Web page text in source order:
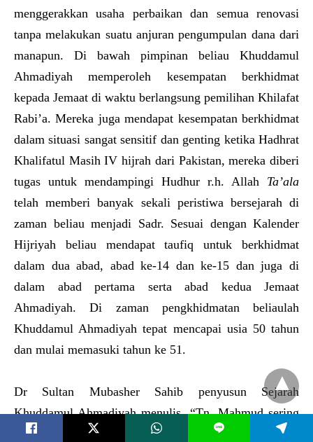
menggerakkan usaha perbaikan dan semua renovasi
tanpa melakukan suatu anjuran pengumpulan dana dari
manapun. Di bawah pimpinan beliau Khuddamul
Ahmadiyah memperoleh kesempatan berkhidmat
kepada Jemaat di waktu berlangsung pemilihan Khilafat
Rabi’a. Mereka juga mendapat kesempatan berkhidmat
dalam situasi sangat sensitif dan genting ketika Hadhrat
Khalifatul Masih IV hijrah dari Pakistan, mereka diberi
tugas untuk mendampingi Hudhur r.h. Allah Ta’ala
telah memberi banyak sekali peristiwa bersejarah di
zaman beliau menjadi Sadr. Sesuai dengan Kalender
Hijriyah beliau mendapat taufiq untuk berkhidmat
dalam dua abad, abad ke-14 dan ke-15 dan juga di
dalam abad pertama serta abad kedua Jemaat
Ahmadiyah. Di zaman pengkhidmatan beliaulah
Khuddamul Ahmadiyah tepat mencapai usia 50 tahun
dan mulai memasuki tahun ke 51.
Dr Sultan Mubasher Sahib penyusun Sejarah
Khuddamul Ahmadiyah menulis, “Tn. Mahmud sering
bercerita, ‘Dua hari setelah menjadi Sadr Khudddamul
L